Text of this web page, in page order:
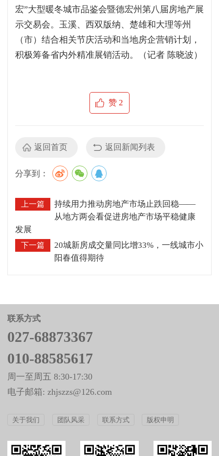
宏”大型暖冬城市品鉴会暨德宏州第八届房地产展
示交易会。玉溪、西双版纳、楚雄和大理等州
（市）结合相关节庆活动和当地房企营销计划，
积极筹备省内外精准展销活动。（记者 陈晓波）
赞2
返回首页 返回新闻列表
分享到：
上一篇
持续用力推动房地产市场止跌回稳——
从地方两会看促进房地产市场平稳健康
发展
下一篇
20城新房成交量同比增33%，一线城市小
阳春值得期待
联系方式
027-68873367
010-88585617
周一至周五 8:30-17:30
电子邮箱: zhjszzs@126.com
关于我们 团队风采 联系方式 版权申明